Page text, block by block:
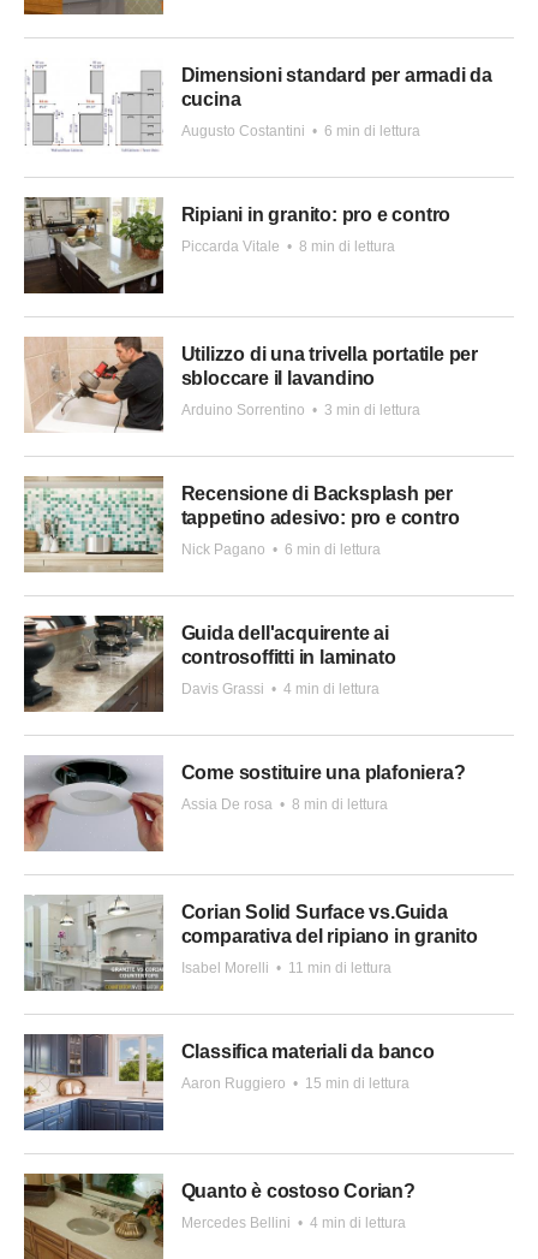
Dimensioni standard per armadi da
cucina
Augusto Costantini • 6 min di lettura
Ripiani in granito: pro e contro
Piccarda Vitale • 8 min di lettura
Utilizzo di una trivella portatile per
sbloccare il lavandino
Arduino Sorrentino • 3 min di lettura
Recensione di Backsplash per
tappetino adesivo: pro e contro
Nick Pagano • 6 min di lettura
Guida dell'acquirente ai
controsoffitti in laminato
Davis Grassi • 4 min di lettura
Come sostituire una plafoniera?
Assia De rosa • 8 min di lettura
Corian Solid Surface vs.Guida
comparativa del ripiano in granito
Isabel Morelli • 11 min di lettura
Classifica materiali da banco
Aaron Ruggiero • 15 min di lettura
Quanto è costoso Corian?
Mercedes Bellini • 4 min di lettura